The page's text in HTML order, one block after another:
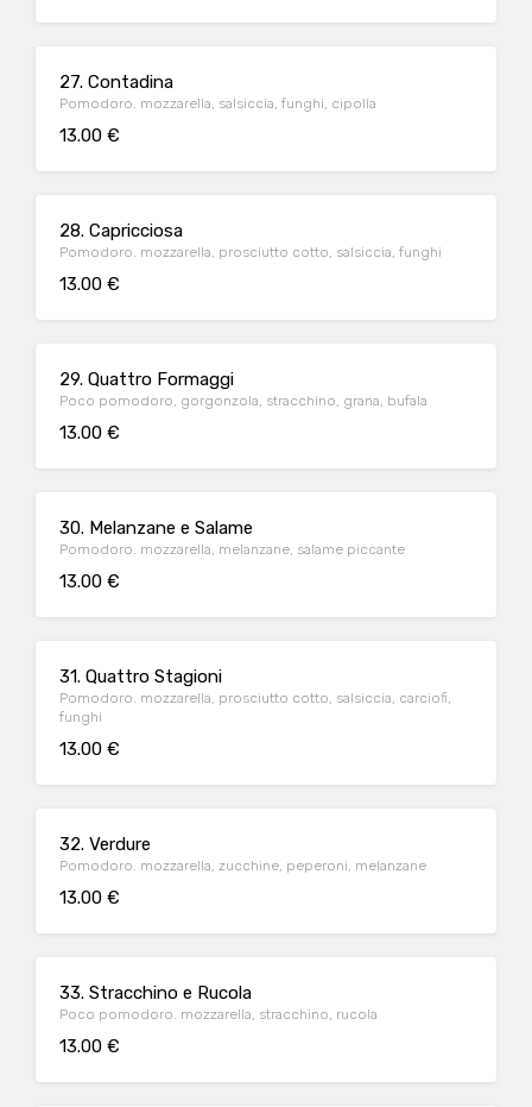
27. Contadina
Pomodoro. mozzarella, salsiccia, funghi, cipolla
13.00 €
28. Capricciosa
Pomodoro. mozzarella, prosciutto cotto, salsiccia, funghi
13.00 €
29. Quattro Formaggi
Poco pomodoro, gorgonzola, stracchino, grana, bufala
13.00 €
30. Melanzane e Salame
Pomodoro. mozzarella, melanzane, salame piccante
13.00 €
31. Quattro Stagioni
Pomodoro. mozzarella, prosciutto cotto, salsiccia, carciofi,
funghi
13.00 €
32. Verdure
Pomodoro. mozzarella, zucchine, peperoni, melanzane
13.00 €
33. Stracchino e Rucola
Poco pomodoro. mozzarella, stracchino, rucola
13.00 €